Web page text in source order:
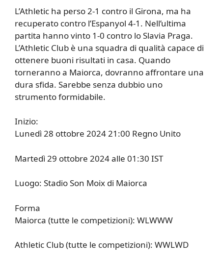
L’Athletic ha perso 2-1 contro il Girona, ma ha
recuperato contro l’Espanyol 4-1. Nell’ultima
partita hanno vinto 1-0 contro lo Slavia Praga.
L’Athletic Club è una squadra di qualità capace di
ottenere buoni risultati in casa. Quando
torneranno a Maiorca, dovranno affrontare una
dura sfida. Sarebbe senza dubbio uno
strumento formidabile.
Inizio:
Lunedì 28 ottobre 2024 21:00 Regno Unito
Martedì 29 ottobre 2024 alle 01:30 IST
Luogo: Stadio Son Moix di Maiorca
Forma
Maiorca (tutte le competizioni): WLWWW
Athletic Club (tutte le competizioni): WWLWD